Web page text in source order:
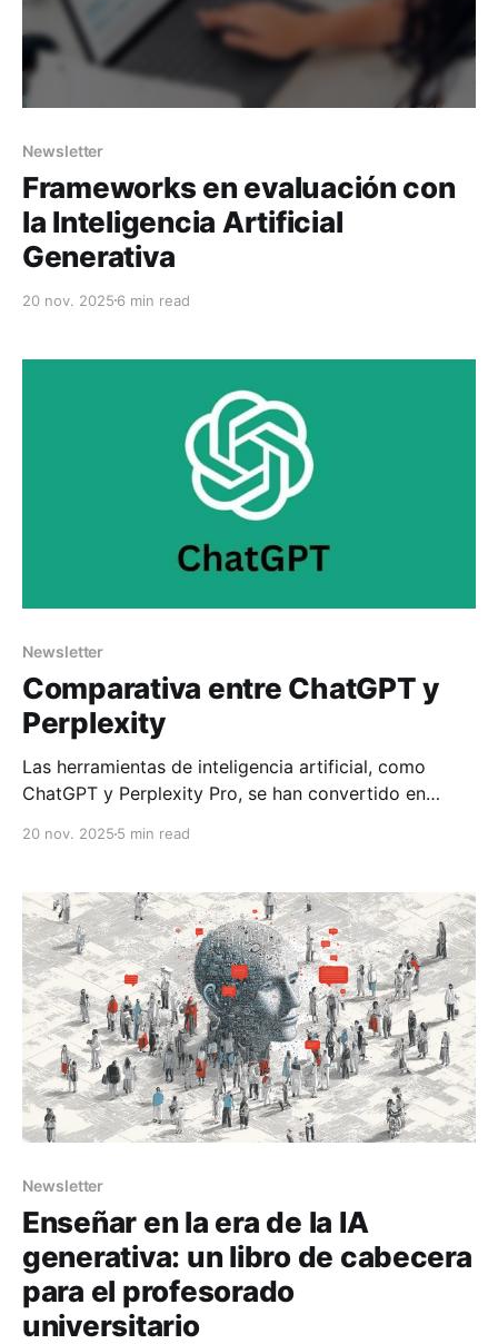
Newsletter
Frameworks en evaluación con
la Inteligencia Artificial
Generativa
20 nov. 2025 6 min read
Newsletter
Comparativa entre ChatGPT y
Perplexity
Las herramientas de inteligencia artificial, como
ChatGPT y Perplexity Pro, se han convertido en
áreas clave de la investigación académica: búsqueda
de literatura, explicación de artículos científicos,
análisis
20 nov. 2025 5 min read
Newsletter
Enseñar en la era de la IA
generativa: un libro de cabecera
para el profesorado
universitario